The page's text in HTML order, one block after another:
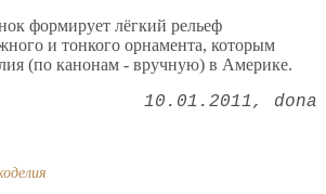
формирует лёгкий рельеф
и тонкого орнамента, которым
(по канонам - вручную) в Америке.
10.01.2011 dona